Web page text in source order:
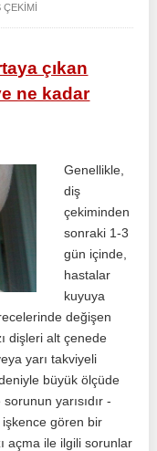
ÇEKIMI
çıkan
ne kadar
Genellikle,
diş
çekiminden
sonraki 1-3
gün içinde,
hastalar
kuyuya
değişen
dişleri alt çenede
yarı takviyeli
büyük ölçüde
yarısıdır -
gören bir
açma ile ilgili sorunlar